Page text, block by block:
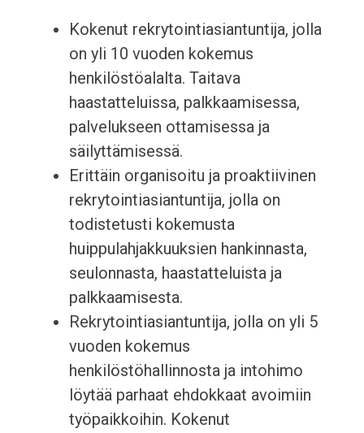
Kokenut rekrytointiasiantuntija, jolla
on yli 10 vuoden kokemus
henkilöstöalalta. Taitava
haastatteluissa, palkkaamisessa,
palvelukseen ottamisessa ja
säilyttämisessä.
Erittäin organisoitu ja proaktiivinen
rekrytointiasiantuntija, jolla on
todistetusti kokemusta
huippulahjakkuuksien hankinnasta,
seulonnasta, haastatteluista ja
palkkaamisesta.
Rekrytointiasiantuntija, jolla on yli 5
vuoden kokemus
henkilöstöhallinnosta ja intohimo
löytää parhaat ehdokkaat avoimiin
työpaikkoihin. Kokenut